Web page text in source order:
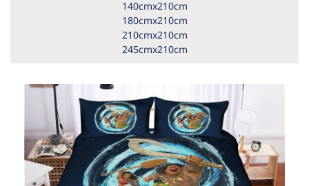
140cmx210cm
180cmx210cm
210cmx210cm
245cmx210cm